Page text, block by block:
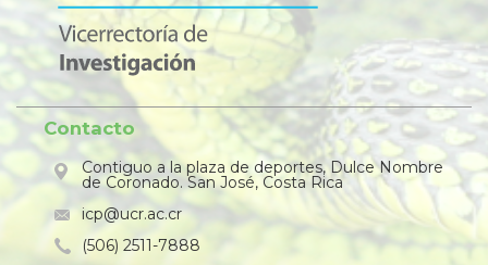
Contacto
Contiguo a la plaza de deportes, Dulce Nombre
de Coronado. San José, Costa Rica
icp@ucr.ac.cr
(506) 2511-7888